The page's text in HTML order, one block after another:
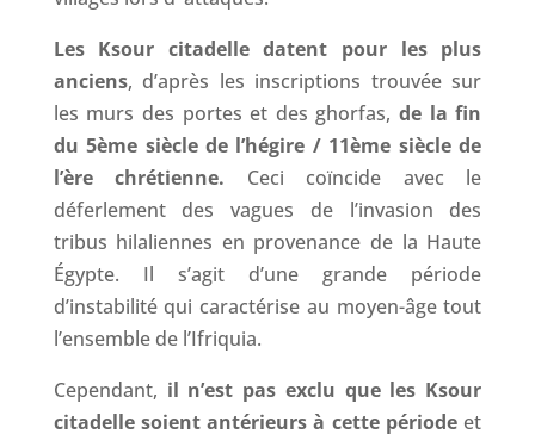
Les Ksour citadelle datent pour les plus
anciens, d’après les inscriptions trouvée sur
les murs des portes et des ghorfas, de la fin
du 5ème siècle de l’hégire / 11ème siècle de
l’ère chrétienne. Ceci coïncide avec le
déferlement des vagues de l’invasion des
tribus hilaliennes en provenance de la Haute
Égypte. Il s’agit d’une grande période
d’instabilité qui caractérise au moyen-âge tout
l’ensemble de l’Ifriquia.
Cependant, il n’est pas exclu que les Ksour
citadelle soient antérieurs à cette périodeet